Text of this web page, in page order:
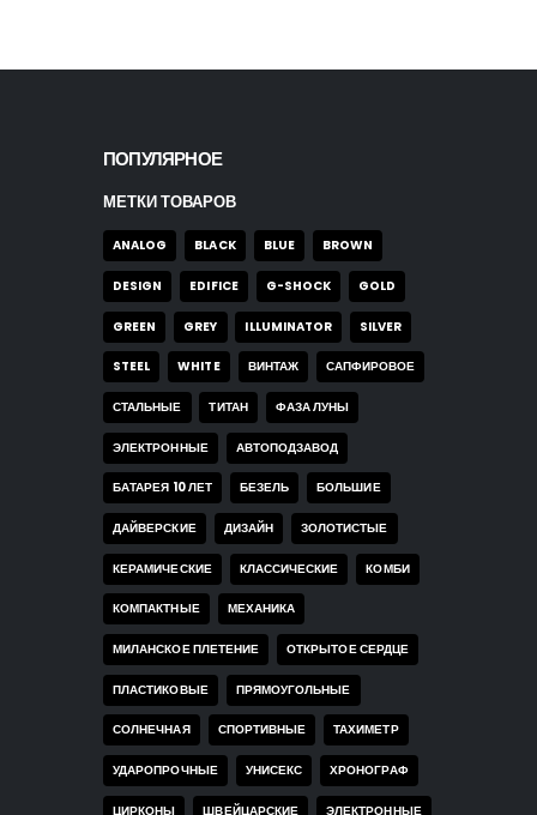
ПОПУЛЯРНОЕ
МЕТКИ ТОВАРОВ
ANALOG BLACK BLUE BROWN
DESIGN EDIFICE G-SHOCK GOLD
GREEN GREY ILLUMINATOR SILVER
STEEL WHITE ВИНТАЖ САПФИРОВОЕ
СТАЛЬНЫЕ ТИТАН ФАЗА ЛУНЫ
ЭЛЕКТРОННЫЕ АВТОПОДЗАВОД
БАТАРЕЯ 10 ЛЕТ БЕЗЕЛЬ БОЛЬШИЕ
ДАЙВЕРСКИЕ ДИЗАЙН ЗОЛОТИСТЫЕ
КЕРАМИЧЕСКИЕ КЛАССИЧЕСКИЕ КОМБИ
КОМПАКТНЫЕ МЕХАНИКА
МИЛАНСКОЕ ПЛЕТЕНИЕ ОТКРЫТОЕ СЕРДЦЕ
ПЛАСТИКОВЫЕ ПРЯМОУГОЛЬНЫЕ
СОЛНЕЧНАЯ СПОРТИВНЫЕ ТАХИМЕТР
УДАРОПРОЧНЫЕ УНИСЕКС ХРОНОГРАФ
ЦИРКОНЫ ШВЕЙЦАРСКИЕ ЭЛЕКТРОННЫЕ